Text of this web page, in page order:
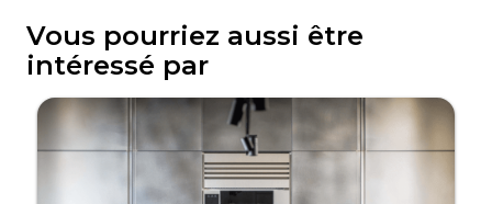
Vous pourriez aussi être
intéressé par